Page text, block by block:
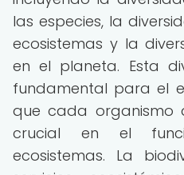
las especies, la
ecosistemas y la
en el planeta. Esta
fundamental para el
que cada organismo
crucial en el
ecosistemas. La